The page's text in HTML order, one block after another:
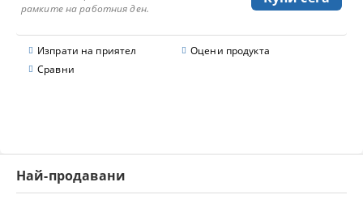
рамките на работния ден.
Изпрати на приятел
Оцени продукта
Сравни
Най-продавани